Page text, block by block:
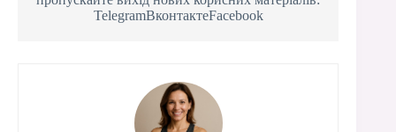
TelegramВконтактеFacebook